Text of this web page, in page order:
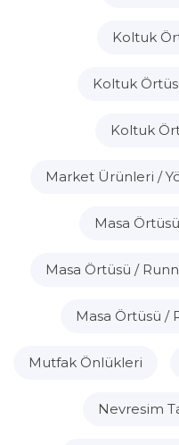
Koltuk
Koltuk
Koltuk
Market Ürünleri /
Masa
Masa Örtüsü /
Masa Örtüsü /
Mutfak Önlükleri
Nevresim